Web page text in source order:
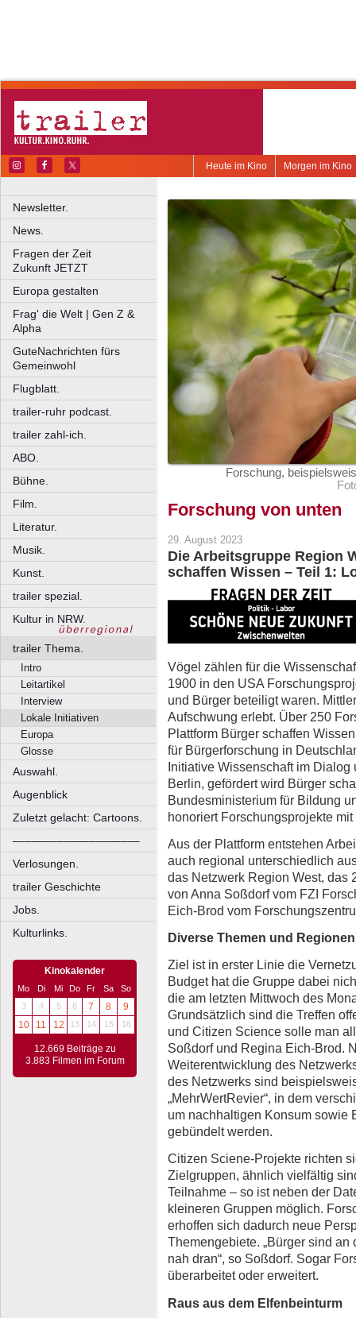
Morgen im Kino
Heute im Kino
Newsletter.
News.
Fragen der Zeit
Zukunft JETZT
Europa gestalten
Frag' die Welt | Gen Z &
Alpha
GuteNachrichten fürs
Gemeinwohl
Flugblatt.
trailer-ruhr podcast.
trailer zahl-ich.
ABO.
Bühne.
Film.
Literatur.
Musik.
Kunst.
trailer spezial.
Kultur in NRW.
trailer Thema.
Intro
Leitartikel
Interview
Lokale Initiativen
Europa
Glosse
Auswahl.
Augenblick
Zuletzt gelacht: Cartoons.
––––––––––––––––––––
Verlosungen.
trailer Geschichte
Jobs.
Kulturlinks.
Kinokalender
Mo Di Mi Do Fr Sa
So
3
4 5 6 7 8
9
10
11 12 13 14 15 16
12.669 Beiträge zu
3.883 Filmen im Forum
Forschung,
Forschung von unten
29. August 2023
Die Arbeitsgruppe Region
schaffen Wissen – Teil 1:
Vögel zählen für die
1900 in den USA
und Bürger beteiligt waren.
Aufschwung erlebt. Über 250
Plattform Bürger schaffen
für Bürgerforschung in
Initiative Wissenschaft im
Berlin, gefördert wird Bürger
Bundesministerium für Bildung
honoriert Forschungsprojekte
Aus der Plattform entstehen
auch regional unterschiedlich
das Netzwerk Region West, das
von Anna Soßdorf vom FZI
Eich-Brod vom
Diverse Themen und Regionen
Ziel ist in erster Linie die
Budget hat die Gruppe dabei
die am letzten Mittwoch des
Grundsätzlich sind die Treffen
und Citizen Science solle man
Soßdorf und Regina Eich-Brod.
Weiterentwicklung des
des Netzwerks sind
„MehrWertRevier“, in dem
um nachhaltigen Konsum sowie
gebündelt werden.
Citizen Sciene-Projekte richten
Zielgruppen, ähnlich vielfältig
Teilnahme – so ist neben der
kleineren Gruppen möglich.
erhoffen sich dadurch neue
Themengebiete. „Bürger sind
nah dran“, so Soßdorf. Sogar
überarbeitet oder erweitert.
Raus aus dem Elfenbeinturm